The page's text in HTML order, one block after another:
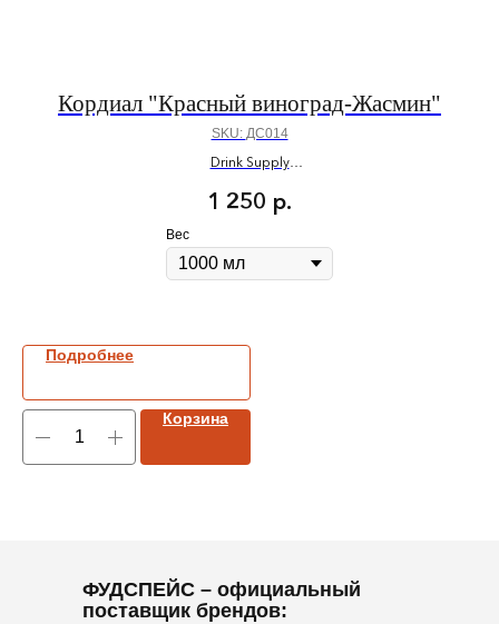
Кордиал "Красный виноград-Жасмин"
SKU: ДС014
Drink Supply
1 250 р.
Вес
Подробнее
Корзина
ФУДСПЕЙС – официальный
поставщик брендов: